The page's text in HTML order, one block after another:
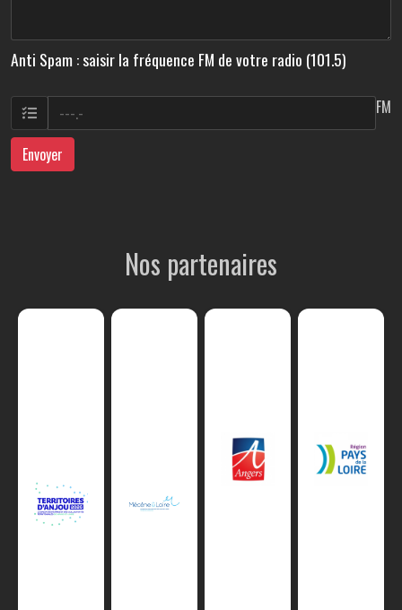
Anti Spam : saisir la fréquence FM de votre radio (101.5)
FM
Envoyer
Nos partenaires